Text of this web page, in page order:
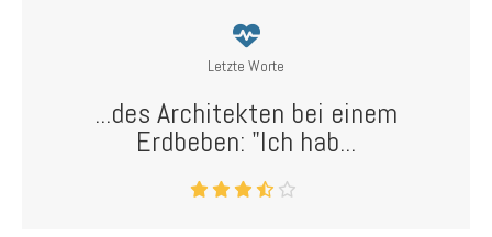
Letzte Worte
...des Architekten bei einem
Erdbeben: "Ich hab...